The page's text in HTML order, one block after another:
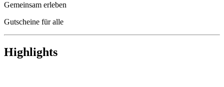
Gemeinsam erleben
Gutscheine für alle
Highlights